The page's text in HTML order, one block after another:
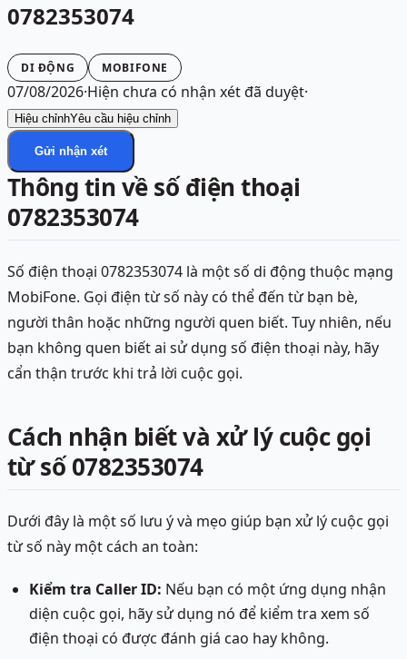
0782353074
DI ĐỘNG MOBIFONE
07/08/2026·Hiện chưa có nhận xét đã duyệt·
Hiệu chỉnhYêu cầu hiệu chỉnh
Gửi nhận xét
Thông tin về số điện thoại
0782353074
Số điện thoại 0782353074 là một số di động thuộc mạng
MobiFone. Gọi điện từ số này có thể đến từ bạn bè,
người thân hoặc những người quen biết. Tuy nhiên, nếu
bạn không quen biết ai sử dụng số điện thoại này, hãy
cẩn thận trước khi trả lời cuộc gọi.
Cách nhận biết và xử lý cuộc gọi
từ số 0782353074
Dưới đây là một số lưu ý và mẹo giúp bạn xử lý cuộc gọi
từ số này một cách an toàn:
Kiểm tra Caller ID: Nếu bạn có một ứng dụng nhận
diện cuộc gọi, hãy sử dụng nó để kiểm tra xem số
điện thoại có được đánh giá cao hay không.